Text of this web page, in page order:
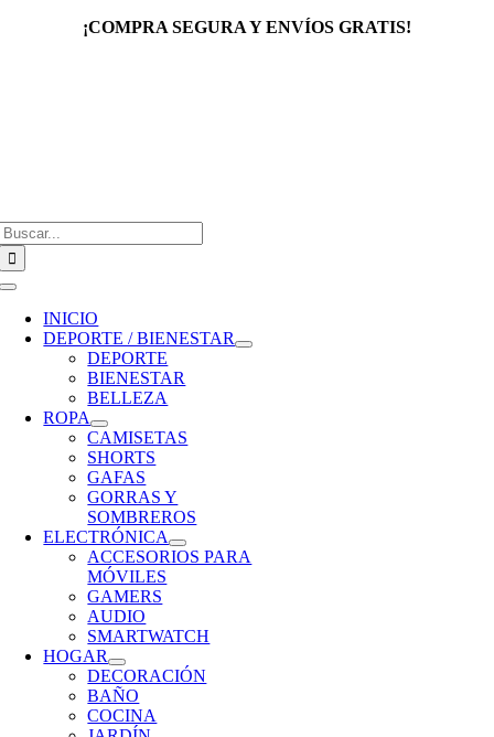
¡COMPRA SEGURA Y ENVÍOS GRATIS!
Toggle
Navigation
INICIO
DEPORTE / BIENESTAR
DEPORTE
BIENESTAR
BELLEZA
ROPA
CAMISETAS
SHORTS
GAFAS
GORRAS Y
SOMBREROS
ELECTRÓNICA
ACCESORIOS PARA
MÓVILES
GAMERS
AUDIO
SMARTWATCH
HOGAR
DECORACIÓN
BAÑO
COCINA